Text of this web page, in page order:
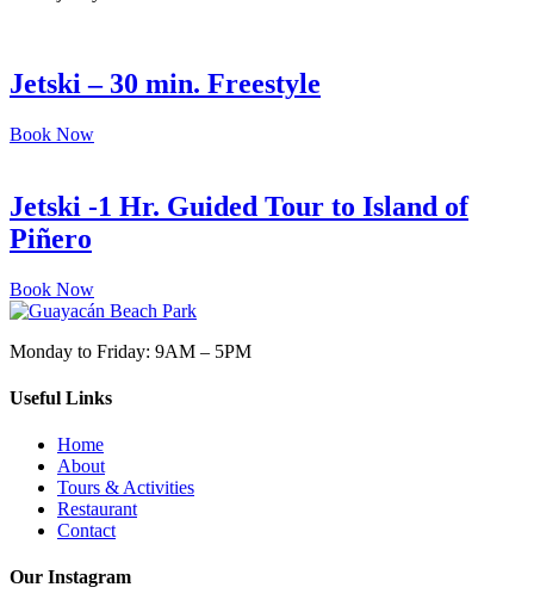
Jetski – 30 min. Freestyle
Book Now
Jetski -1 Hr. Guided Tour to Island of
Piñero
Book Now
Monday to Friday: 9AM – 5PM
Useful Links
Home
About
Tours & Activities
Restaurant
Contact
Our Instagram